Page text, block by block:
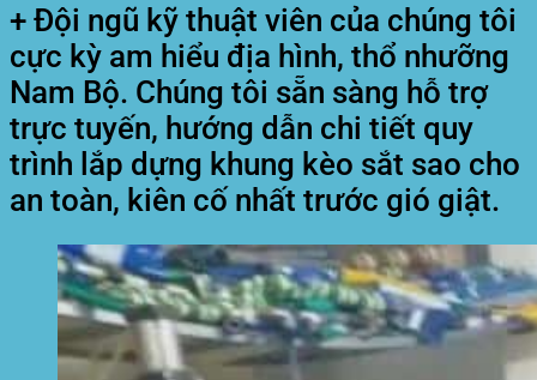
+ Đội ngũ kỹ thuật viên của chúng tôi
cực kỳ am hiểu địa hình, thổ nhưỡng
Nam Bộ. Chúng tôi sẵn sàng hỗ trợ
trực tuyến, hướng dẫn chi tiết quy
trình lắp dựng khung kèo sắt sao cho
an toàn, kiên cố nhất trước gió giật.